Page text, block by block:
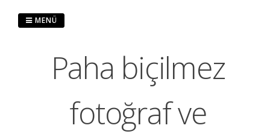
Paha biçilmez
fotoğraf ve
MENÜ